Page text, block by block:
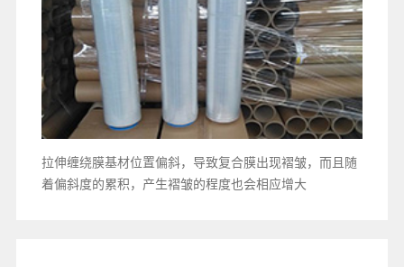
拉伸缠绕膜基材位置偏斜，导致复合膜出现褶皱，而且随
着偏斜度的累积，产生褶皱的程度也会相应增大